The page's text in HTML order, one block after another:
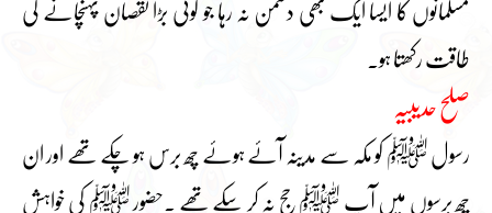
مسلمانوں کا ایسا ایک بھی دشمن نہ رہا جو کوئی بڑا نقصان پہنچانے کی
طاقت رکھتا ہو۔
صلح حدیبیہ
رسول ﷺ کو مکہ سے مدینہ آئے ہوئے چھ برس ہو چکے تھے اور ان
چھ برسوں میں آپ ﷺ حج نہ کر سکے تھے ۔حضور ﷺ کی خواہش